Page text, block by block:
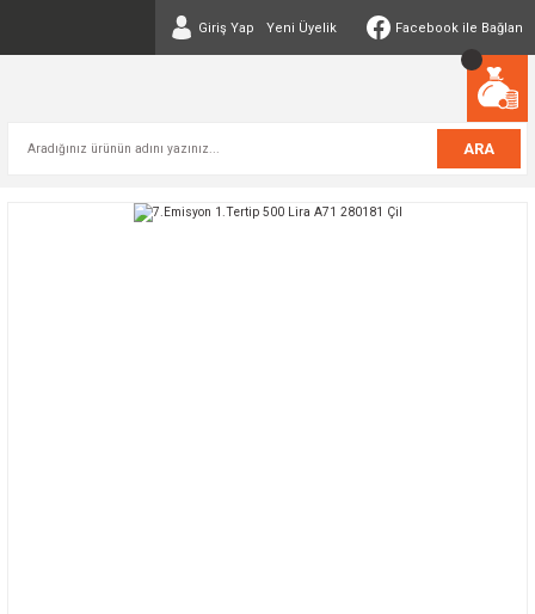
Giriş Yap Yeni Üyelik Facebook ile Bağlan
ARA